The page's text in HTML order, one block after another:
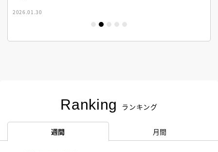
2026.01.30
Ranking ランキング
週間 月間